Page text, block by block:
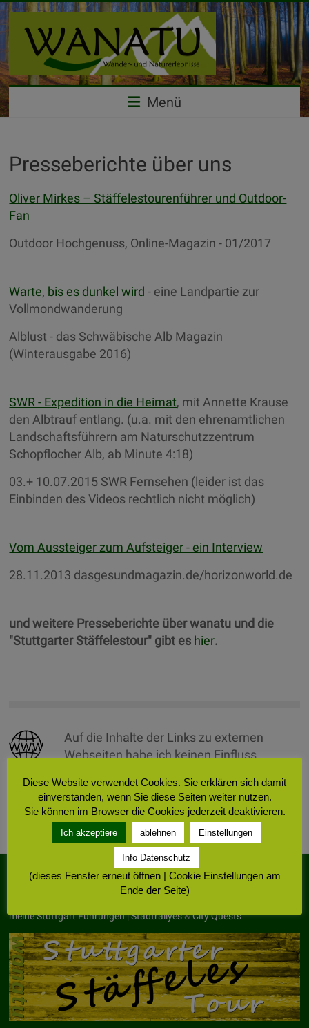
Wandern
Naturerlebnisse
–
Outdoor
Menü
Presseberichte über uns
Oliver Mirkes – Stäffelestourenführer und Outdoor-
Fan
Outdoor Hochgenuss, Online-Magazin - 01/2017
Warte, bis es dunkel wird - eine Landpartie zur
Vollmondwanderung
Alblust - das Schwäbische Alb Magazin
(Winterausgabe 2016)
SWR - Expedition in die Heimat, mit Annette Krause
den Albtrauf entlang. (u.a. mit den ehrenamtlichen
Landschaftsführern am Naturschutzzentrum
Schopflocher Alb, ab Minute 4:18)
03.+ 10.07.2015 SWR Fernsehen (leider ist das
Einbinden des Videos rechtlich nicht möglich)
Vom Aussteiger zum Aufsteiger - ein Interview
28.11.2013 dasgesundmagazin.de/horizonworld.de
und weitere Presseberichte über wanatu und die
"Stuttgarter Stäffelestour" gibt es hier.
Auf die Inhalte der Links zu externen
Webseiten habe ich keinen Einfluss.
Betreiber der Seiten verantwortlich.
Stuttgarter Stäffelestour
meine Stuttgart Führungen|Stadtrallyes&City Quests
Diese Website verwendet Cookies. Sie erklären sich damit
einverstanden, wenn Sie diese Seiten weiter nutzen.
Sie können im Browser die Cookies jederzeit deaktivieren.
Ich akzeptiere ablehnen Einstellungen
Info Datenschutz
(dieses Fenster erneut öffnen | Cookie Einstellungen am
Ende der Seite)